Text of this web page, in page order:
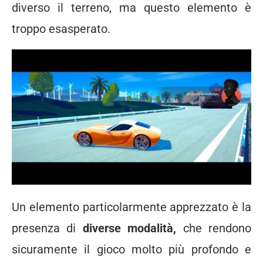
diverso il terreno, ma questo elemento è
troppo esasperato.
Un elemento particolarmente apprezzato è la
presenza di diverse modalità, che rendono
sicuramente il gioco molto più profondo e